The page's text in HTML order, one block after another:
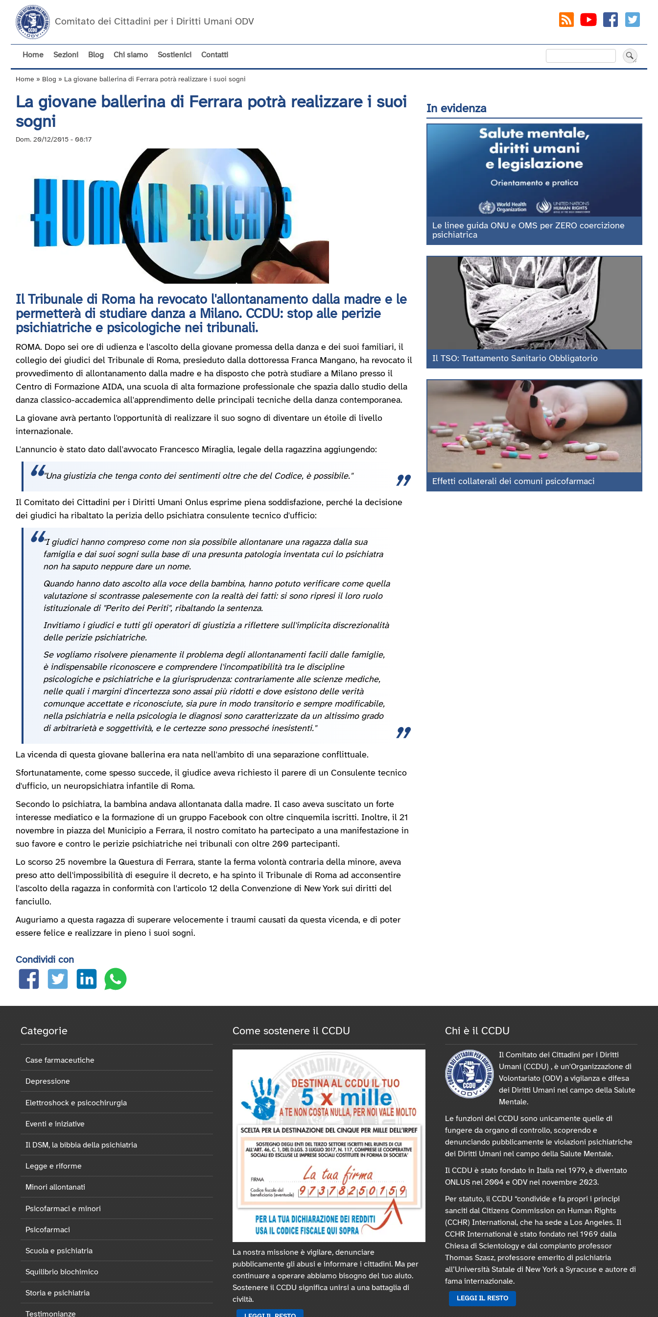
contenuto
principale
Comitato dei Cittadini per i Diritti Umani ODV
Navigazione
principale
Home Sezioni Blog Chi siamo Sostienici Contatti
Briciole
di
pane
Home Blog La giovane ballerina di Ferrara potrà realizzare i suoi sogni
La giovane ballerina di Ferrara potrà realizzare i suoi
sogni
Dom. 20/12/2015 - 08:17
Il Tribunale di Roma ha revocato l'allontanamento dalla madre e le
permetterà di studiare danza a Milano. CCDU: stop alle perizie
psichiatriche e psicologiche nei tribunali.
ROMA. Dopo sei ore di udienza e l'ascolto della giovane promessa della danza e dei suoi familiari, il
collegio dei giudici del Tribunale di Roma, presieduto dalla dottoressa Franca Mangano, ha revocato il
provvedimento di allontanamento dalla madre e ha disposto che potrà studiare a Milano presso il
Centro di Formazione AIDA, una scuola di alta formazione professionale che spazia dallo studio della
danza classico-accademica all'apprendimento delle principali tecniche della danza contemporanea.
La giovane avrà pertanto l'opportunità di realizzare il suo sogno di diventare un étoile di livello
internazionale.
L'annuncio è stato dato dall'avvocato Francesco Miraglia, legale della ragazzina aggiungendo:
"Una giustizia che tenga conto dei sentimenti oltre che del Codice, è possibile."
Il Comitato dei Cittadini per i Diritti Umani Onlus esprime piena soddisfazione, perché la decisione
dei giudici ha ribaltato la perizia dello psichiatra consulente tecnico d'ufficio:
"I giudici hanno compreso come non sia possibile allontanare una ragazza dalla sua
famiglia e dai suoi sogni sulla base di una presunta patologia inventata cui lo psichiatra
non ha saputo neppure dare un nome.
Quando hanno dato ascolto alla voce della bambina, hanno potuto verificare come quella
valutazione si scontrasse palesemente con la realtà dei fatti: si sono ripresi il loro ruolo
istituzionale di "Perito dei Periti", ribaltando la sentenza.
Invitiamo i giudici e tutti gli operatori di giustizia a riflettere sull'implicita discrezionalità
delle perizie psichiatriche.
Se vogliamo risolvere pienamente il problema degli allontanamenti facili dalle famiglie,
è indispensabile riconoscere e comprendere l'incompatibilità tra le discipline
psicologiche e psichiatriche e la giurisprudenza: contrariamente alle scienze mediche,
nelle quali i margini d'incertezza sono assai più ridotti e dove esistono delle verità
comunque accettate e riconosciute, sia pure in modo transitorio e sempre modificabile,
nella psichiatria e nella psicologia le diagnosi sono caratterizzate da un altissimo grado
di arbitrarietà e soggettività, e le certezze sono pressoché inesistenti."
La vicenda di questa giovane ballerina era nata nell'ambito di una separazione conflittuale.
Sfortunatamente, come spesso succede, il giudice aveva richiesto il parere di un Consulente tecnico
d'ufficio, un neuropsichiatra infantile di Roma.
Secondo lo psichiatra, la bambina andava allontanata dalla madre. Il caso aveva suscitato un forte
interesse mediatico e la formazione di un gruppo Facebook con oltre cinquemila iscritti. Inoltre, il 21
novembre in piazza del Municipio a Ferrara, il nostro comitato ha partecipato a una manifestazione in
suo favore e contro le perizie psichiatriche nei tribunali con oltre 200 partecipanti.
Lo scorso 25 novembre la Questura di Ferrara, stante la ferma volontà contraria della minore, aveva
preso atto dell'impossibilità di eseguire il decreto, e ha spinto il Tribunale di Roma ad acconsentire
l'ascolto della ragazza in conformità con l'articolo 12 della Convenzione di New York sui diritti del
fanciullo.
Auguriamo a questa ragazza di superare velocemente i traumi causati da questa vicenda, e di poter
essere felice e realizzare in pieno i suoi sogni.
Condividi con
In evidenza
Le linee guida ONU e OMS per ZERO coercizione
psichiatrica
Il TSO: Trattamento Sanitario Obbligatorio
Effetti collaterali dei comuni psicofarmaci
Categorie
Case farmaceutiche
Depressione
Elettroshock e psicochirurgia
Eventi e iniziative
Il DSM, la bibbia della psichiatria
Legge e riforme
Minori allontanati
Psicofarmaci e minori
Psicofarmaci
Scuola e psichiatria
Squilibrio biochimico
Storia e psichiatria
Testimonianze
Come sostenere il CCDU
La nostra missione è vigilare, denunciare
pubblicamente gli abusi e informare i cittadini. Ma per
continuare a operare abbiamo bisogno del tuo aiuto.
Sostenere il CCDU significa unirsi a una battaglia di
civiltà.
Chi è il CCDU
Il Comitato dei Cittadini per i Diritti
Umani (CCDU) , è un'Organizzazione di
Volontariato (ODV) a vigilanza e difesa
dei Diritti Umani nel campo della Salute
Mentale.
Le funzioni del CCDU sono unicamente quelle di
fungere da organo di controllo, scoprendo e
denunciando pubblicamente le violazioni psichiatriche
dei Diritti Umani nel campo della Salute Mentale.
Il CCDU è stato fondato in Italia nel 1979, è diventato
ONLUS nel 2004 e ODV nel novembre 2023.
Per statuto, il CCDU “condivide e fa propri i principi
sanciti dal Citizens Commission on Human Rights
(CCHR) International, che ha sede a Los Angeles. Il
CCHR International è stato fondato nel 1969 dalla
Chiesa di Scientology e dal compianto professor
Thomas Szasz, professore emerito di psichiatria
all’Università Statale di New York a Syracuse e autore di
fama internazionale.
LEGGI IL RESTO